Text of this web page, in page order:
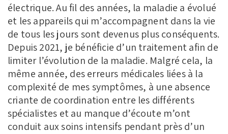
électrique. Au fil des années, la maladie a évolué
et les appareils qui m’accompagnent dans la vie
de tous les jours sont devenus plus conséquents.
Depuis 2021, je bénéficie d’un traitement afin de
limiter l’évolution de la maladie. Malgré cela, la
même année, des erreurs médicales liées à la
complexité de mes symptômes, à une absence
criante de coordination entre les différents
spécialistes et au manque d’écoute m’ont
conduit aux soins intensifs pendant près d’un